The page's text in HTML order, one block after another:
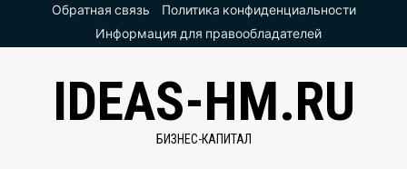
ПерейтиОбратная связь
Политика конфиденциальности
Информация для правообладателей
IDEAS-HM.RU
БИЗНЕС-КАПИТАЛ